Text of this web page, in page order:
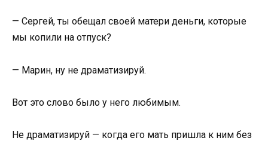
— Сергей, ты обещал своей матери деньги, которые
мы копили на отпуск?
— Марин, ну не драматизируй.
Вот это слово было у него любимым.
Не драматизируй — когда его мать пришла к ним без